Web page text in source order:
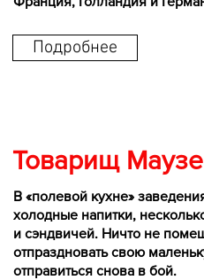
Подробнее
В «полевой кухне»
холодные напитки,
и сэндвичей. Ничто не
отпраздновать свою
отправиться снова в бой.
Товарищ